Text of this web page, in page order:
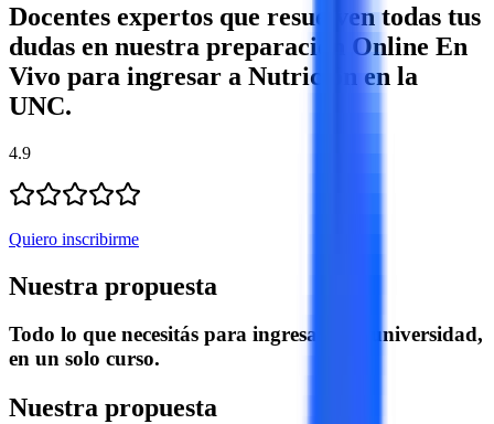
Docentes expertos que resuelven todas tus
dudas en nuestra preparación Online En
Vivo para ingresar a Nutrición en la
UNC.
4.9
Quiero inscribirme
Nuestra propuesta
Todo lo que necesitás para ingresar a la universidad,
en un solo curso.
Nuestra propuesta